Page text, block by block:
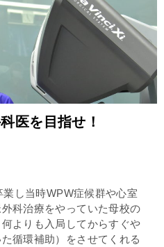
医を目指せ！
し当時WPW症候群や心室
科治療をやっていた母校の
よりも入局してからすぐや
循環補助）をさせてくれる